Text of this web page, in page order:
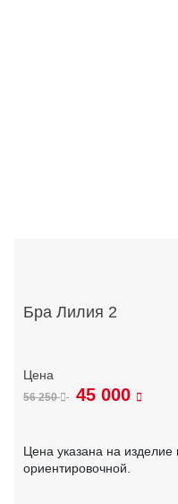
Бра Лилия 2
56 250 45 000
Цена указана на
ориентировочной.